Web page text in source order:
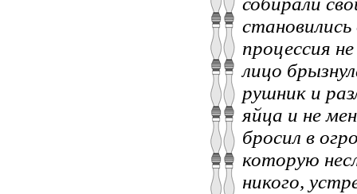
процессия
лицо
рушник и
яйца и не
бросил в
которую
никого,